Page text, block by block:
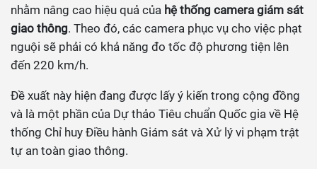
nhằm nâng cao hiệu quả của hệ thống camera giám sát
giao thông. Theo đó, các camera phục vụ cho việc phạt
nguội sẽ phải có khả năng đo tốc độ phương tiện lên
đến 220 km/h.
Đề xuất này hiện đang được lấy ý kiến trong cộng đồng
và là một phần của Dự thảo Tiêu chuẩn Quốc gia về Hệ
thống Chỉ huy Điều hành Giám sát và Xử lý vi phạm trật
tự an toàn giao thông.